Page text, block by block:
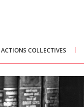
COLLECTIVES